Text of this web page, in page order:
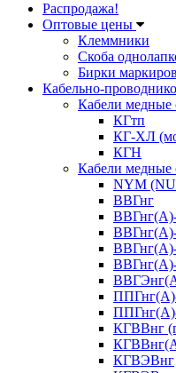
Распродажа!
Оптовые цены
Клеммники
Скоба
Бирки
Кабельно-
Кабели медные
КГтп
КГ-ХЛ
КГН
Кабели
NYM
ВВГнг
КГВВнг
КГВЭВнг